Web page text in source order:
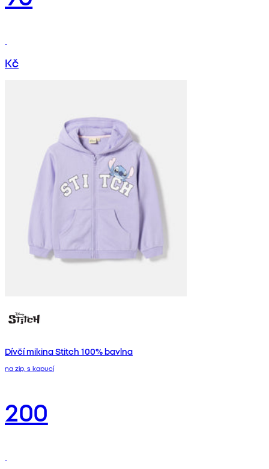
Kč
Dívčí mikina Stitch 100% bavlna
na zip, s kapucí
200